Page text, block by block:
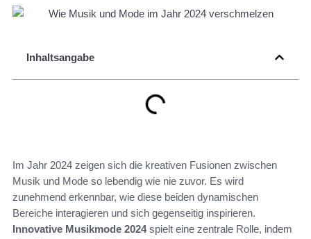
Inhaltsangabe
Im Jahr 2024 zeigen sich die kreativen Fusionen zwischen
Musik und Mode so lebendig wie nie zuvor. Es wird
zunehmend erkennbar, wie diese beiden dynamischen
Bereiche interagieren und sich gegenseitig inspirieren.
Innovative Musikmode 2024spielt eine zentrale Rolle, indem